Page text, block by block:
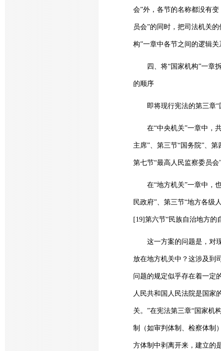
会”外，各节的名称都没有
员会”的同时，把司法机关
构”一章中各节之间的逻辑
四、将“国家机构”一章拆
的顺序
即将现行宪法的第三章“
在“中央机关”一章中，共
主席”、第三节“国务院”、
第七节“最高人民监察委员会
在“地方机关”一章中，也
民政府”、第三节“地方各级
[19]第六节“民族自治地方的
这一方案的问题是，对现
放在地方机关中？这涉及到
问题的规定似乎存在着一定
人民共和国人民法院是国家
关。”在宪法第三章“国家机
制（如审判体制、检察体制
方体制中剥离开来，建立的